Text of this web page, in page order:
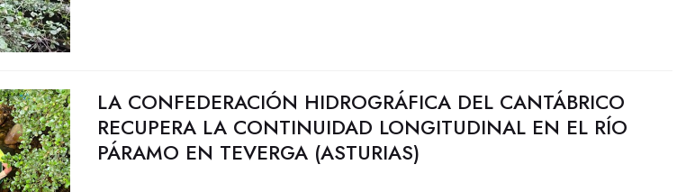
LA CONFEDERACIÓN HIDROGRÁFICA DEL CANTÁBRICO
RECUPERA LA CONTINUIDAD LONGITUDINAL EN EL RÍO
PÁRAMO EN TEVERGA (ASTURIAS)